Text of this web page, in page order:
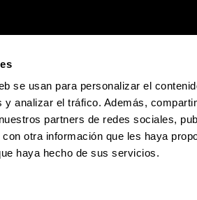
se usan para personalizar el
y analizar el tráfico. Además,
partners de redes sociales,
otra información que les haya
haya hecho de sus servicios.